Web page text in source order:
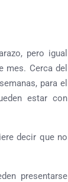
pero igual
mes. Cerca del
para el
estar con
decir que no
presentarse